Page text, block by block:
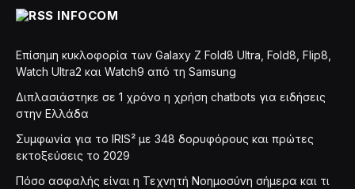
INFOCOM
Επίσημη κυκλοφορία των Galaxy Z Fold8 Ultra, Fold8, Flip8,
Watch Ultra2 και Watch9 από τη Samsung
Διπλασιάστηκε σε 1 χρόνο η χρήση chatbots για ειδήσεις
στην Ελλάδα
Συμφωνία για το IRIS² με 348 δορυφόρους και πρώτες
εκτοξεύσεις το 2029
Πόσο ασφαλής είναι η Τεχνητή Νοημοσύνη σήμερα και τι